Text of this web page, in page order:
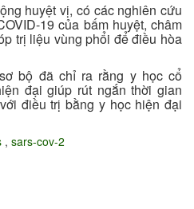
huyệt vị, có các nghiên cứu
19 của bấm huyệt, châm
trị liệu vùng phổi để điều hòa
bộ đã chỉ ra rằng y học cổ
đại giúp rút ngắn thời gian
điều trị bằng y học hiện đại
, sars-cov-2